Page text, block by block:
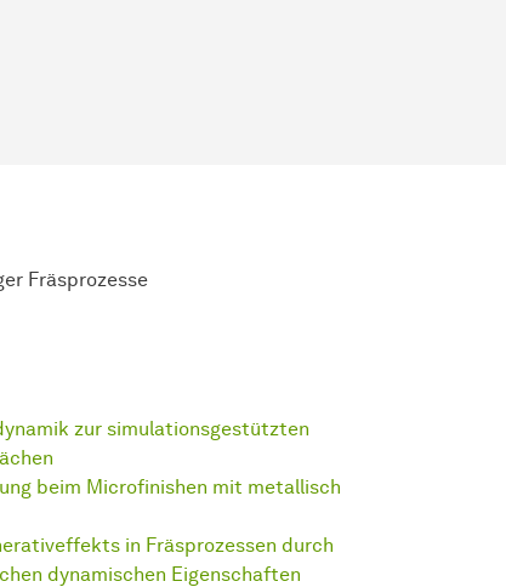
Fräsprozesse
zur simulationsgestützten
beim Microfinishen mit metallisch
in Fräsprozessen durch
dynamischen Eigenschaften